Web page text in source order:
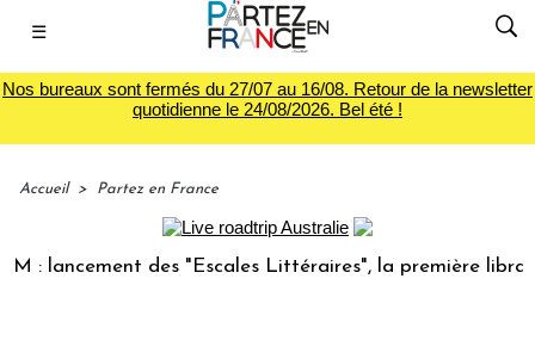
☰
Nos bureaux sont fermés du 27/07 au 16/08. Retour de la newsletter
quotidienne le 24/08/2026. Bel été !
Accueil > Partez en France
des "Escales Littéraires", la première librairie